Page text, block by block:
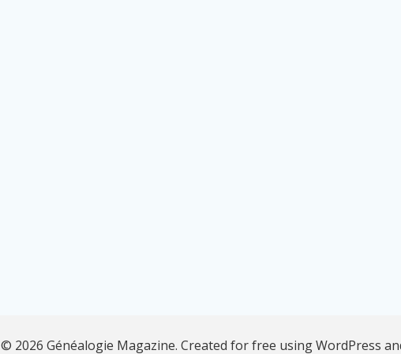
© 2026 Généalogie Magazine. Created for free using WordPress